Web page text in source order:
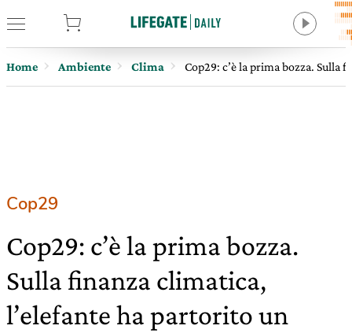
Home Ambiente Clima Cop29: c’è la prima bozza.
Cop29
Cop29: c’è la prima bozza.
Sulla finanza climatica,
l’elefante ha partorito un